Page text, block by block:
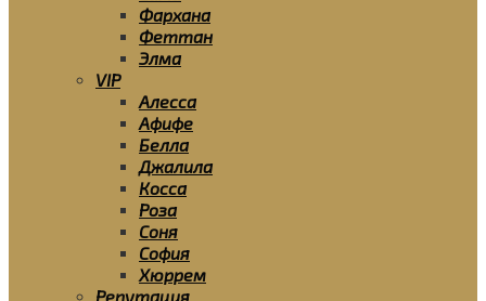
Фархана
Феттан
Элма
VIP
Алесса
Афифе
Белла
Джалила
Косса
Роза
Соня
София
Хюррем
Репутация